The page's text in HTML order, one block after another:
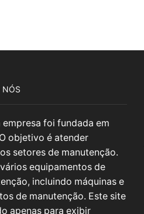
NÓS
empresa foi fundada em
objetivo é atender
setores de manutenção.
equipamentos de
incluindo máquinas e
de manutenção. Este site
apenas para exibir